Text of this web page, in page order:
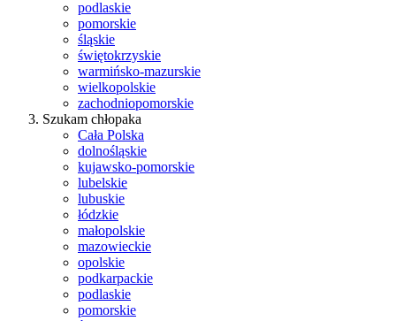
podlaskie
pomorskie
śląskie
świętokrzyskie
warmińsko-mazurskie
wielkopolskie
zachodniopomorskie
Szukam chłopaka
Cała Polska
dolnośląskie
kujawsko-pomorskie
lubelskie
lubuskie
łódzkie
małopolskie
mazowieckie
opolskie
podkarpackie
podlaskie
pomorskie